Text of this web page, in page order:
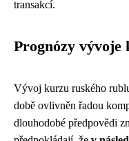
transakcí.
Prognózy vývoje
Vývoj kurzu ruského
době ovlivněn řadou
dlouhodobé předpovědi